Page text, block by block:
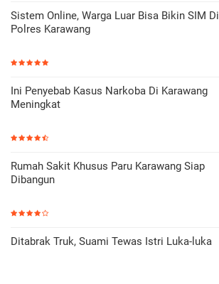
Sistem Online, Warga Luar Bisa Bikin SIM Di
Polres Karawang
Ini Penyebab Kasus Narkoba Di Karawang
Meningkat
Rumah Sakit Khusus Paru Karawang Siap
Dibangun
Ditabrak Truk, Suami Tewas Istri Luka-luka